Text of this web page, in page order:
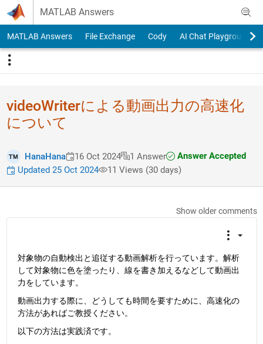
Skip to content
MATLAB Answers
MATLAB Answers File Exchange Cody AI Chat Playground
videoWrite​rによる動画出力の高​速化
について
HanaHana 16 Oct 2024 1 Answer
Answer Accepted
Updated 25 Oct 2024
11 Views (30 days)
Show older comments
対象物の自動検出と追従する動画解析を行っています。解析
して対象物に色を塗ったり、線を書き加えるなどして動画出
力をしています。
動画出力する際に、どうしても時間を要すために、高速化の
方法があればご教授ください。
以下の方法は実践済です。